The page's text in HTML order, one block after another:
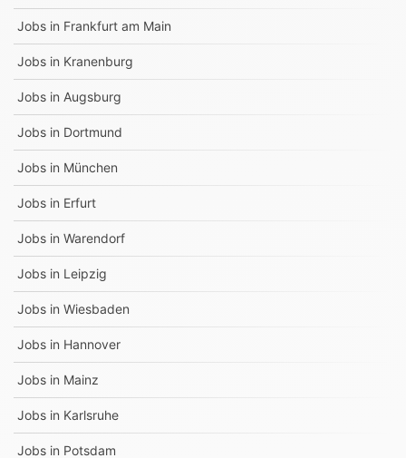
Jobs in Frankfurt am Main
Jobs in Kranenburg
Jobs in Augsburg
Jobs in Dortmund
Jobs in München
Jobs in Erfurt
Jobs in Warendorf
Jobs in Leipzig
Jobs in Wiesbaden
Jobs in Hannover
Jobs in Mainz
Jobs in Karlsruhe
Jobs in Potsdam